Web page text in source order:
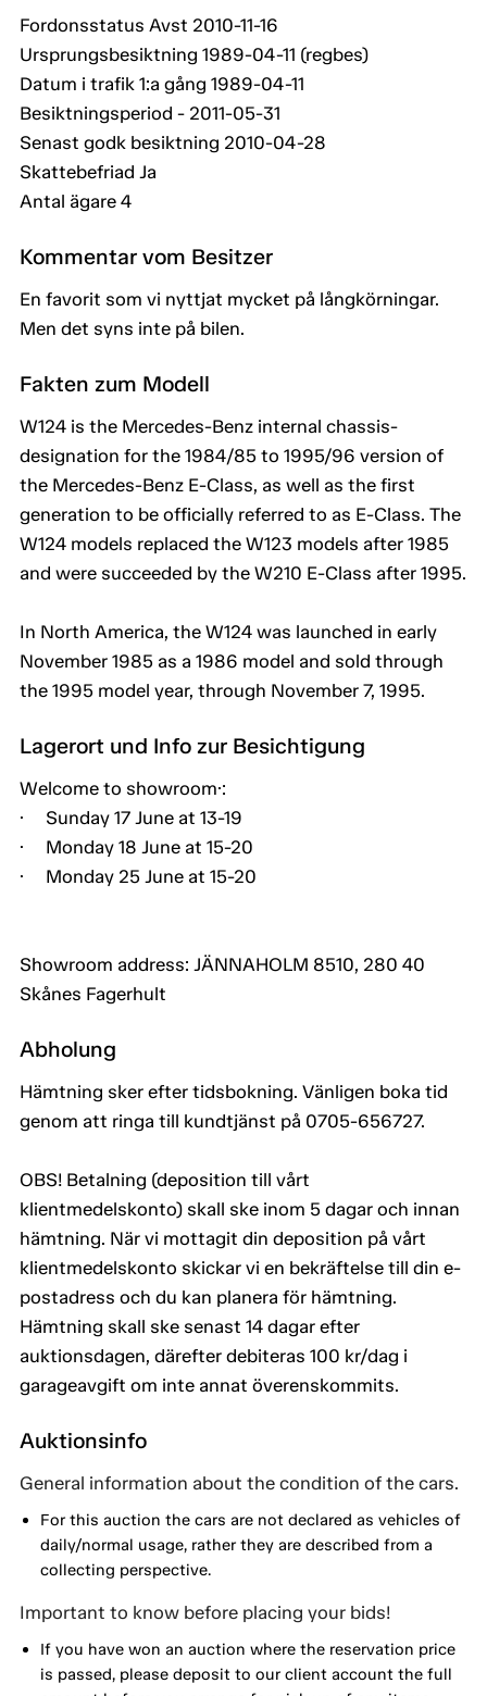
Fordonsstatus Avst 2010-11-16
Ursprungsbesiktning 1989-04-11 (regbes)
Datum i trafik 1:a gång 1989-04-11
Besiktningsperiod - 2011-05-31
Senast godk besiktning 2010-04-28
Skattebefriad Ja
Antal ägare 4
Kommentar vom Besitzer
En favorit som vi nyttjat mycket på långkörningar.
Men det syns inte på bilen.
Fakten zum Modell
W124 is the Mercedes-Benz internal chassis-
designation for the 1984/85 to 1995/96 version of
the Mercedes-Benz E-Class, as well as the first
generation to be officially referred to as E-Class. The
W124 models replaced the W123 models after 1985
and were succeeded by the W210 E-Class after 1995.
In North America, the W124 was launched in early
November 1985 as a 1986 model and sold through
the 1995 model year, through November 7, 1995.
Lagerort und Info zur Besichtigung
Welcome to showroom·:
· Sunday 17 June at 13-19
· Monday 18 June at 15-20
· Monday 25 June at 15-20
Showroom address: JÄNNAHOLM 8510, 280 40
Skånes Fagerhult
Abholung
Hämtning sker efter tidsbokning. Vänligen boka tid
genom att ringa till kundtjänst på 0705-656727.
OBS! Betalning (deposition till vårt
klientmedelskonto) skall ske inom 5 dagar och innan
hämtning. När vi mottagit din deposition på vårt
klientmedelskonto skickar vi en bekräftelse till din e-
postadress och du kan planera för hämtning.
Hämtning skall ske senast 14 dagar efter
auktionsdagen, därefter debiteras 100 kr/dag i
garageavgift om inte annat överenskommits.
Auktionsinfo
General information about the condition of the cars.
For this auction the cars are not declared as vehicles of
daily/normal usage, rather they are described from a
collecting perspective.
Important to know before placing your bids!
If you have won an auction where the reservation price
is passed, please deposit to our client account the full